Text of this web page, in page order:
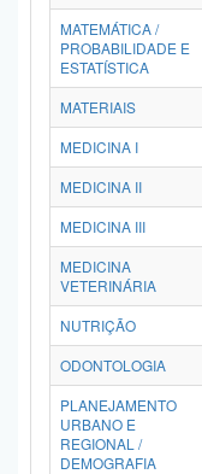
MATEMÁTICA /
PROBABILIDADE E
ESTATÍSTICA
MATERIAIS
MEDICINA I
MEDICINA II
MEDICINA III
MEDICINA
VETERINÁRIA
NUTRIÇÃO
ODONTOLOGIA
PLANEJAMENTO
URBANO E
REGIONAL /
DEMOGRAFIA